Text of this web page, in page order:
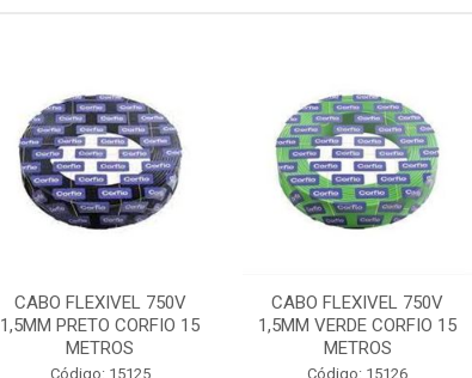
CABO FLEXIVEL 750V
1,5MM PRETO CORFIO 15
METROS
Código: 15125
CABO FLEXIVEL 750V
1,5MM VERDE CORFIO 15
METROS
Código: 15126